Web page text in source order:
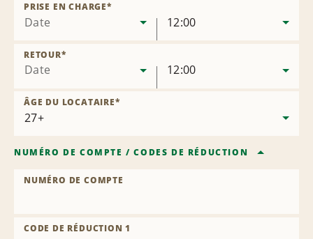
Date
PRISE EN CHARGE*
12:00
Date
RETOUR*
12:00
ÂGE DU LOCATAIRE*
NUMÉRO DE COMPTE /CODES DE RÉDUCTION
NUMÉRO DE COMPTE
CODE DE RÉDUCTION 1